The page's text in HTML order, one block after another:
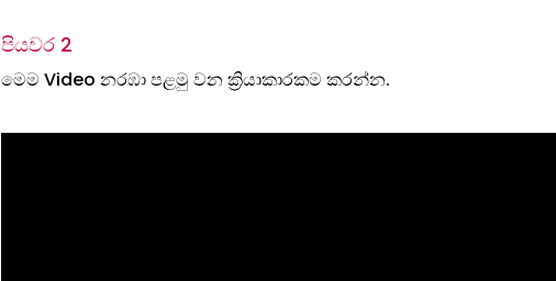
පියවර 2
මෙම Video නරඹා පළමු වන ක්‍රියාකාරකම කරන්න.